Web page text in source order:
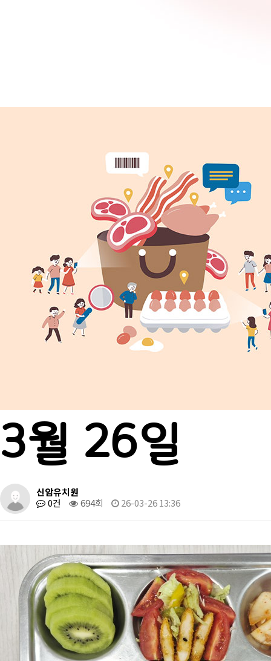
3월 26일
신암유치원
0건
694회 26-03-26 13:36
본문